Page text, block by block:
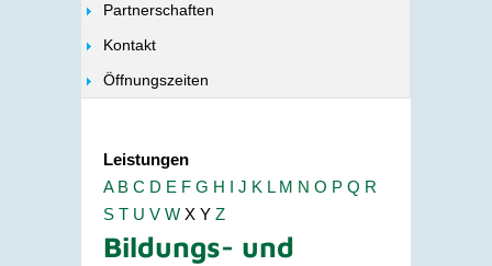
Partnerschaften
Kontakt
Öffnungszeiten
Leistungen
A B C D E F G H I J K L M N O P Q R
S T U V W X Y Z
Bildungs- und